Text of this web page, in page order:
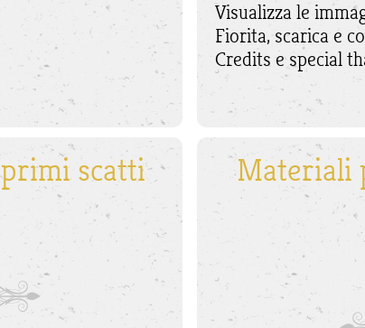
Visualizza le
Fiorita, scarica e
Credits e special
scatti
Materiali